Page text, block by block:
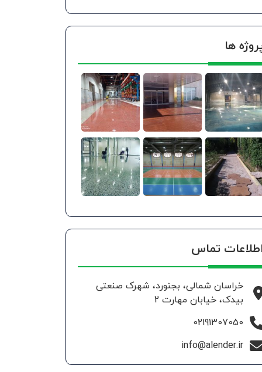
ها
تماس
خراسان شمالی، بجنورد، شهرک صنعتی
بیدک، خیابان مهارت 2
02191307050
info@alender.ir